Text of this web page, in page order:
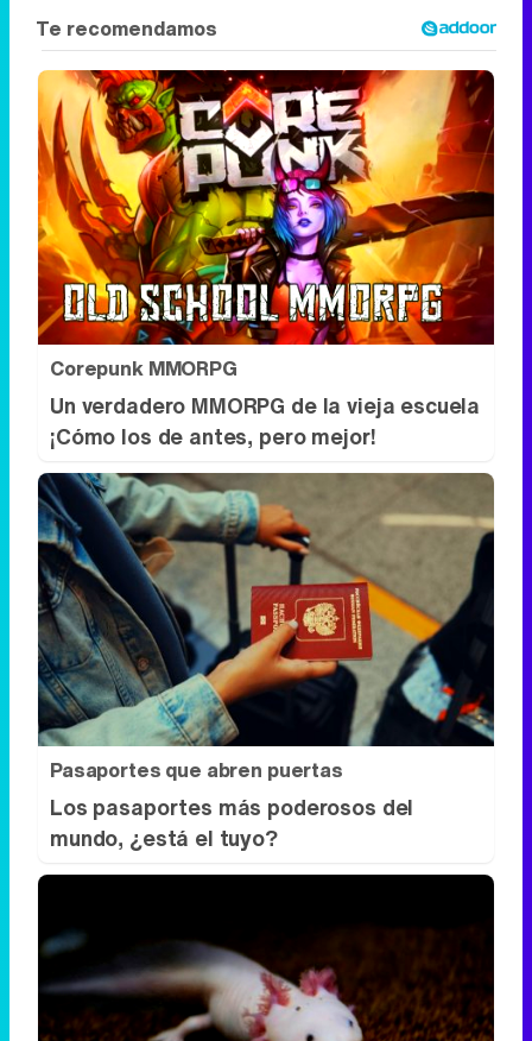
Corepunk MMORPG
Un verdadero MMORPG de la vieja escuela
¡Cómo los de antes, pero mejor!
Pasaportes que abren puertas
Los pasaportes más poderosos del
mundo, ¿está el tuyo?